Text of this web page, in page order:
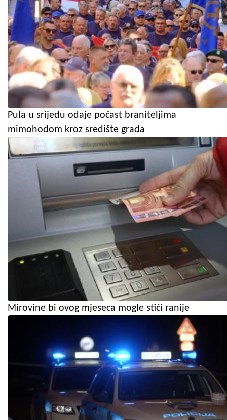
Pula u srijedu odaje počast braniteljima
mimohodom kroz središte grada
Mirovine bi ovog mjeseca mogle stići ranije